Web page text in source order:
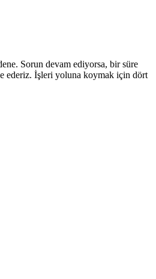
Sorun devam ediyorsa, bir süre
ederiz. İşleri yoluna koymak için dört